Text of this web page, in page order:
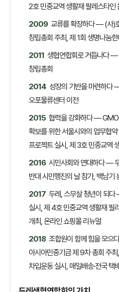
2호 민중교역 생활재 팔레스타인
2009 교류를 확장하다 — (사)
창립총회 주최, 제 1회 생명나눔
2011 생협연합회로 거듭나다 —
창립총회
2014 성장의 기반을 마련하다
오포물류센터 이전
2015 협력을 강화하다 — GMO
확보를 위한 서울시와의 업무협
프로젝트 실시, 제 3호 민중교역
2016 시민사회와 연대하다 —
반대 시민행진의 날 참가, 백남기
2017 두레, 스무살 청년이 되
실시, 제 4호 민중교역 생활재 필
개최, 온라인 쇼핑몰 리뉴얼
2018 조합원이 함께 힘을 모으
아시아민중기금 제 9차 총회 주
차입운동 실시, 매일배송·전국 택